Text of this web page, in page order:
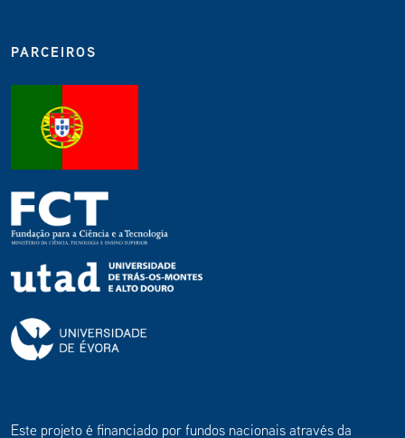
PARCEIROS
Este projeto é financiado por fundos nacionais através da